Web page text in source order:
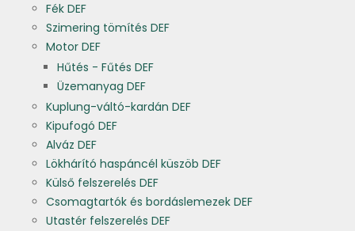
Fék DEF
Szimering tömítés DEF
Motor DEF
Hűtés - Fűtés DEF
Üzemanyag DEF
Kuplung-váltó-kardán DEF
Kipufogó DEF
Alváz DEF
Lökhárító haspáncél küszöb DEF
Külső felszerelés DEF
Csomagtartók és bordáslemezek DEF
Utastér felszerelés DEF